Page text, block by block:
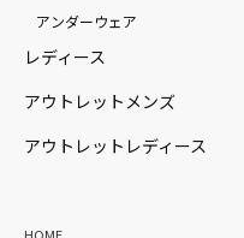
アンダーウェア
レディース
アウトレットメンズ
アウトレットレディース